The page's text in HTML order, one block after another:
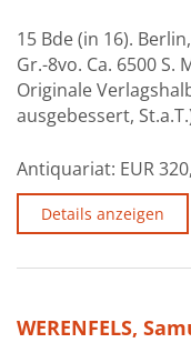
15 Bde (in 16).
Gr.-8vo. Ca. 6500 S.
Originale
ausgebessert,
Antiquariat: EUR
Details anzeigen
WERENFELS,